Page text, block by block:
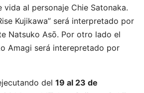
vida al personaje Chie Satonaka.
Kujikawa” será interpretado por
Natsuko Asō. Por otro lado el
Amagi será interepretado por
del 19 al 23 de